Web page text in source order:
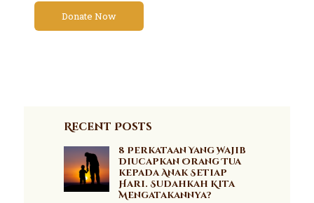
Recent Posts
8 Perkataan Yang Wajib
Diucapkan Orang Tua
kepada Anak Setiap
Hari. Sudahkah Kita
Mengatakannya?